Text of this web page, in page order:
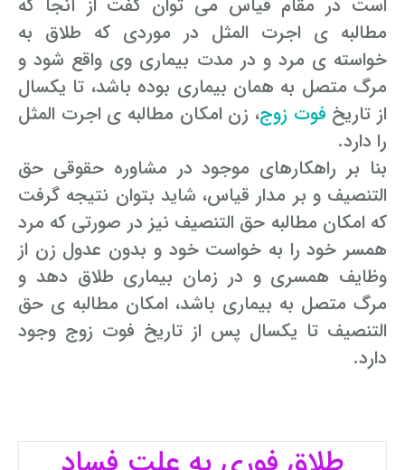
است در مقام قیاس می توان گفت از آنجا که
مطالبه ی اجرت المثل در موردی که طلاق به
خواسته ی مرد و در مدت بیماری وی واقع شود و
مرگ متصل به همان بیماری بوده باشد، تا یکسال
از تاریخ فوت زوج، زن امکان مطالبه ی اجرت المثل
را دارد.
بنا بر راهکارهای موجود در مشاوره حقوقی حق
التنصیف و بر مدار قیاس، شاید بتوان نتیجه گرفت
که امکان مطالبه حق التنصیف نیز در صورتی که مرد
همسر خود را به خواست خود و بدون عدول زن از
وظایف همسری و در زمان بیماری طلاق دهد و
مرگ متصل به بیماری باشد، امکان مطالبه ی حق
التنصیف تا یکسال پس از تاریخ فوت زوج وجود
دارد.